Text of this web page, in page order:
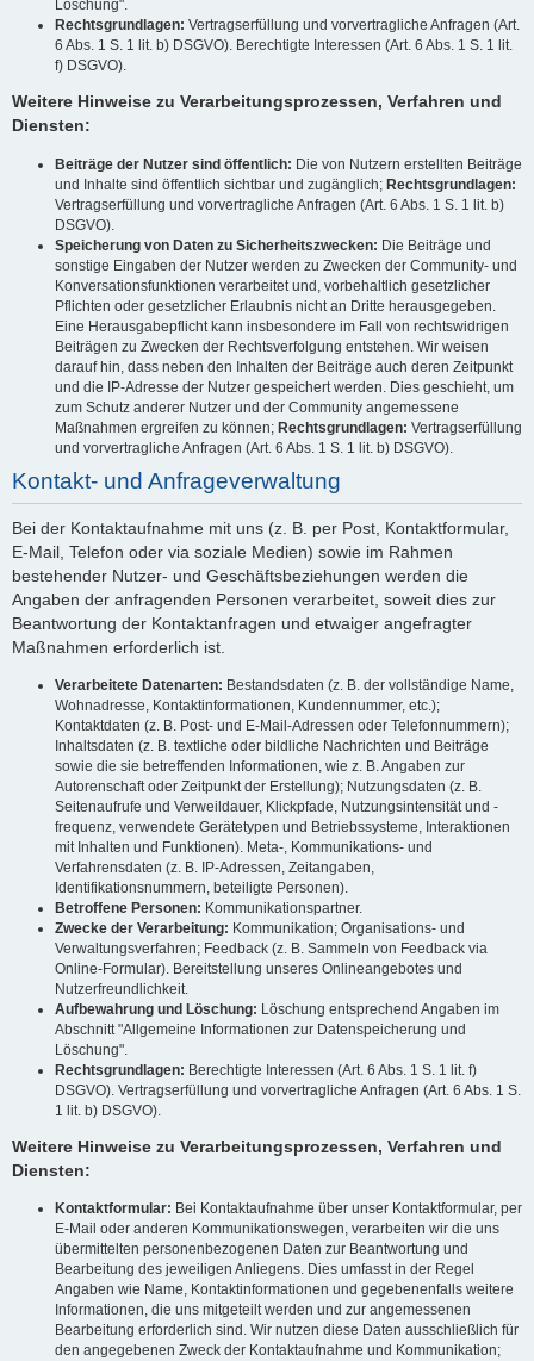
Löschung".
Rechtsgrundlagen: Vertragserfüllung und vorvertragliche Anfragen (Art.
6 Abs. 1 S. 1 lit. b) DSGVO). Berechtigte Interessen (Art. 6 Abs. 1 S. 1 lit.
f) DSGVO).
Weitere Hinweise zu Verarbeitungsprozessen, Verfahren und
Diensten:
Beiträge der Nutzer sind öffentlich: Die von Nutzern erstellten Beiträge
und Inhalte sind öffentlich sichtbar und zugänglich; Rechtsgrundlagen:
Vertragserfüllung und vorvertragliche Anfragen (Art. 6 Abs. 1 S. 1 lit. b)
DSGVO).
Speicherung von Daten zu Sicherheitszwecken: Die Beiträge und
sonstige Eingaben der Nutzer werden zu Zwecken der Community- und
Konversationsfunktionen verarbeitet und, vorbehaltlich gesetzlicher
Pflichten oder gesetzlicher Erlaubnis nicht an Dritte herausgegeben.
Eine Herausgabepflicht kann insbesondere im Fall von rechtswidrigen
Beiträgen zu Zwecken der Rechtsverfolgung entstehen. Wir weisen
darauf hin, dass neben den Inhalten der Beiträge auch deren Zeitpunkt
und die IP-Adresse der Nutzer gespeichert werden. Dies geschieht, um
zum Schutz anderer Nutzer und der Community angemessene
Maßnahmen ergreifen zu können; Rechtsgrundlagen: Vertragserfüllung
und vorvertragliche Anfragen (Art. 6 Abs. 1 S. 1 lit. b) DSGVO).
Kontakt- und Anfrageverwaltung
Bei der Kontaktaufnahme mit uns (z. B. per Post, Kontaktformular,
E-Mail, Telefon oder via soziale Medien) sowie im Rahmen
bestehender Nutzer- und Geschäftsbeziehungen werden die
Angaben der anfragenden Personen verarbeitet, soweit dies zur
Beantwortung der Kontaktanfragen und etwaiger angefragter
Maßnahmen erforderlich ist.
Verarbeitete Datenarten: Bestandsdaten (z. B. der vollständige Name,
Wohnadresse, Kontaktinformationen, Kundennummer, etc.);
Kontaktdaten (z. B. Post- und E-Mail-Adressen oder Telefonnummern);
Inhaltsdaten (z. B. textliche oder bildliche Nachrichten und Beiträge
sowie die sie betreffenden Informationen, wie z. B. Angaben zur
Autorenschaft oder Zeitpunkt der Erstellung); Nutzungsdaten (z. B.
Seitenaufrufe und Verweildauer, Klickpfade, Nutzungsintensität und -
frequenz, verwendete Gerätetypen und Betriebssysteme, Interaktionen
mit Inhalten und Funktionen). Meta-, Kommunikations- und
Verfahrensdaten (z. B. IP-Adressen, Zeitangaben,
Identifikationsnummern, beteiligte Personen).
Betroffene Personen: Kommunikationspartner.
Zwecke der Verarbeitung: Kommunikation; Organisations- und
Verwaltungsverfahren; Feedback (z. B. Sammeln von Feedback via
Online-Formular). Bereitstellung unseres Onlineangebotes und
Nutzerfreundlichkeit.
Aufbewahrung und Löschung: Löschung entsprechend Angaben im
Abschnitt "Allgemeine Informationen zur Datenspeicherung und
Löschung".
Rechtsgrundlagen: Berechtigte Interessen (Art. 6 Abs. 1 S. 1 lit. f)
DSGVO). Vertragserfüllung und vorvertragliche Anfragen (Art. 6 Abs. 1 S.
1 lit. b) DSGVO).
Weitere Hinweise zu Verarbeitungsprozessen, Verfahren und
Diensten:
Kontaktformular: Bei Kontaktaufnahme über unser Kontaktformular, per
E-Mail oder anderen Kommunikationswegen, verarbeiten wir die uns
übermittelten personenbezogenen Daten zur Beantwortung und
Bearbeitung des jeweiligen Anliegens. Dies umfasst in der Regel
Angaben wie Name, Kontaktinformationen und gegebenenfalls weitere
Informationen, die uns mitgeteilt werden und zur angemessenen
Bearbeitung erforderlich sind. Wir nutzen diese Daten ausschließlich für
den angegebenen Zweck der Kontaktaufnahme und Kommunikation;